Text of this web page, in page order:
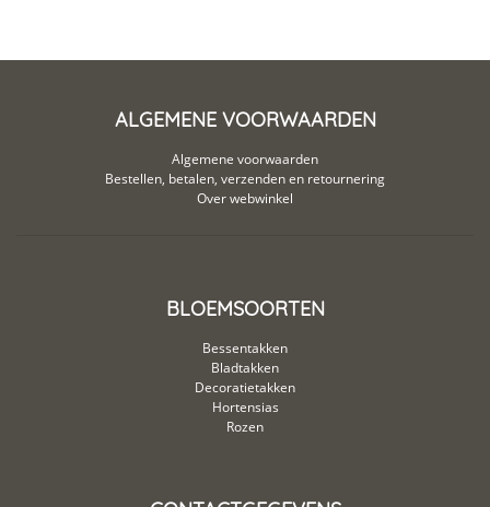
ALGEMENE VOORWAARDEN
Algemene voorwaarden
Bestellen, betalen, verzenden en retournering
Over webwinkel
BLOEMSOORTEN
Bessentakken
Bladtakken
Decoratietakken
Hortensias
Rozen